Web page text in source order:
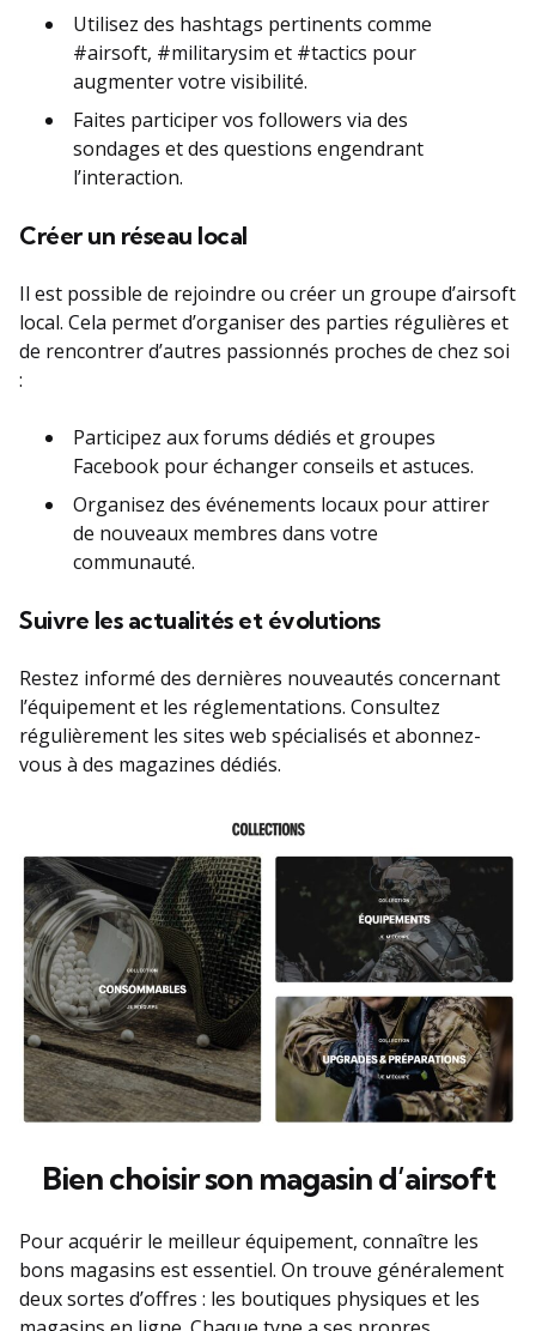
Utilisez des hashtags pertinents comme
#airsoft, #militarysim et #tactics pour
augmenter votre visibilité.
Faites participer vos followers via des
sondages et des questions engendrant
l’interaction.
Créer un réseau local
Il est possible de rejoindre ou créer un groupe d’airsoft
local. Cela permet d’organiser des parties régulières et
de rencontrer d’autres passionnés proches de chez soi
:
Participez aux forums dédiés et groupes
Facebook pour échanger conseils et astuces.
Organisez des événements locaux pour attirer
de nouveaux membres dans votre
communauté.
Suivre les actualités et évolutions
Restez informé des dernières nouveautés concernant
l’équipement et les réglementations. Consultez
régulièrement les sites web spécialisés et abonnez-
vous à des magazines dédiés.
Bien choisir son magasin d’airsoft
Pour acquérir le meilleur équipement, connaître les
bons magasins est essentiel. On trouve généralement
deux sortes d’offres : les boutiques physiques et les